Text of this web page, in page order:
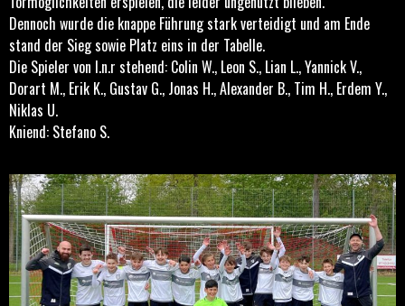
Dennoch wurde die knappe Führung stark verteidigt und am Ende
stand der Sieg sowie Platz eins in der Tabelle.
Die Spieler von l.n.r stehend: Colin W., Leon S., Lian L., Yannick V.,
Dorart M., Erik K., Gustav G., Jonas H., Alexander B., Tim H., Erdem Y.,
Niklas U.
Kniend: Stefano S.